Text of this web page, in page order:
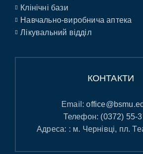
Клінічні бази
Навчально-виробнича аптека
Лікувальний відділ
КОНТАКТИ
Email:
Телефон: (0372) 55-
Адреса: : м. Чернівці, пл.